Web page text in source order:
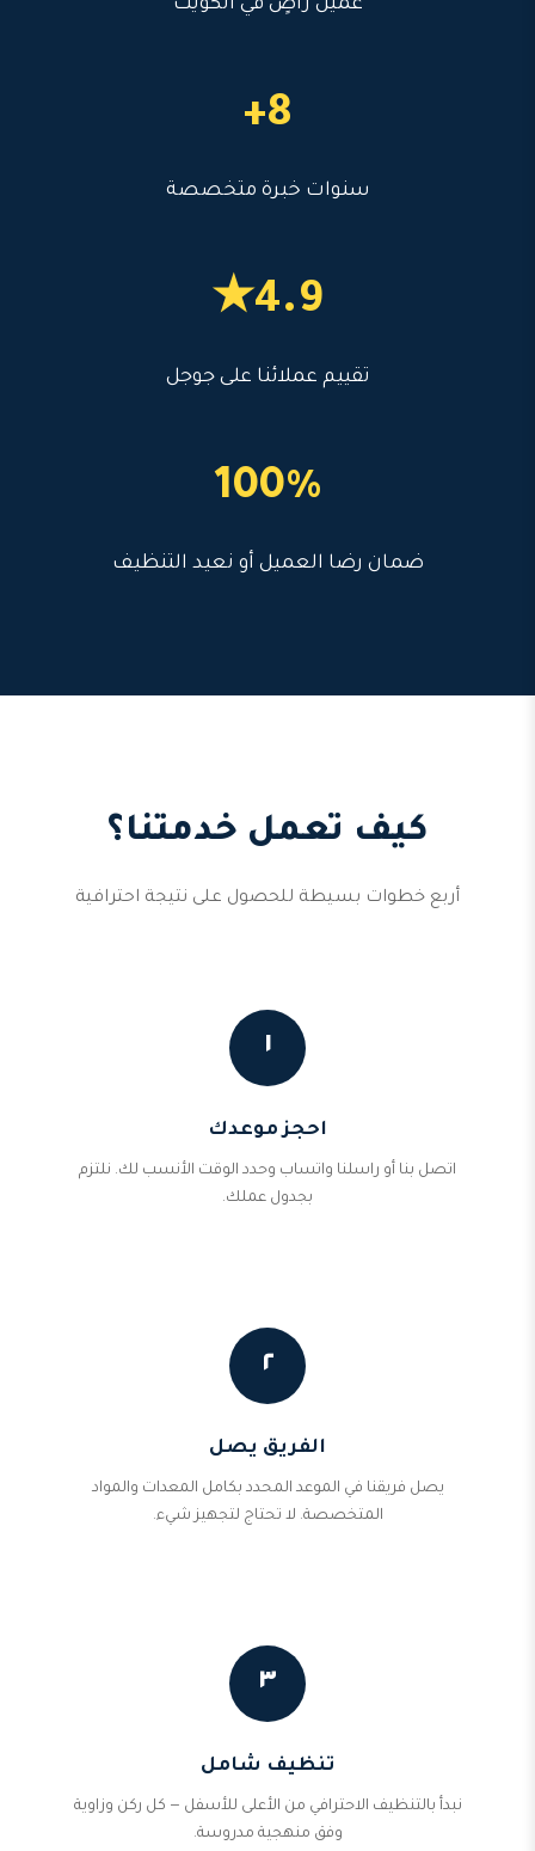
عميل راضٍ في الكويت
8+
سنوات خبرة متخصصة
4.9★
تقييم عملائنا على جوجل
100%
ضمان رضا العميل أو نعيد التنظيف
كيف تعمل خدمتنا؟
أربع خطوات بسيطة للحصول على نتيجة احترافية
١
احجز موعدك
اتصل بنا أو راسلنا واتساب وحدد الوقت الأنسب لك. نلتزم
بجدول عملك.
٢
الفريق يصل
يصل فريقنا في الموعد المحدد بكامل المعدات والمواد
المتخصصة. لا تحتاج لتجهيز شيء.
٣
تنظيف شامل
نبدأ بالتنظيف الاحترافي من الأعلى للأسفل — كل ركن وزاوية
وفق منهجية مدروسة.